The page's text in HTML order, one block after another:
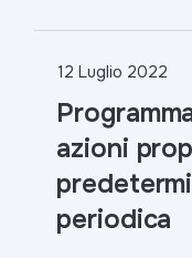
12 Luglio 2022
azioni
periodica